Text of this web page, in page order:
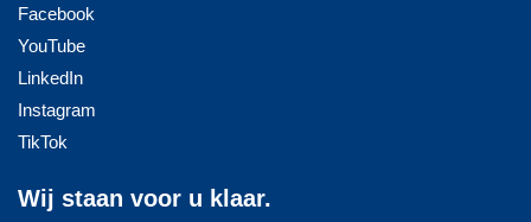
Facebook
YouTube
LinkedIn
Instagram
TikTok
Wij staan voor u klaar.